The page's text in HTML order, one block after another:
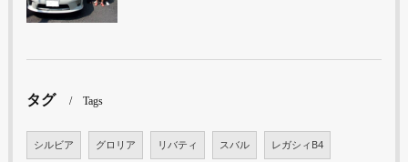
タグ Tags
シルビア グロリア リバティ スバル レガシィB4